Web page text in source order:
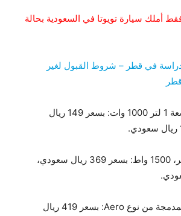
فقط أملك سيارة تويوتا في السعودية بحالة
في قطر – شروط القبول لغير
المكنسة الكهربائية سعة 1 لتر 1000 وات: بسعر 149 ريال
مكنسة كهربائية 10 لتر، 1500 واط: بسعر 369 ريال سعودي،
المكنسة الكهربائية المدمجة من نوع Aero: بسعر 419 ريال